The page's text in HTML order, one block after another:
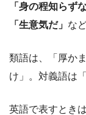
「身の程知らず
「生意気だ」 など
類語は、「厚か
け」。対義語は
英語で表すとき